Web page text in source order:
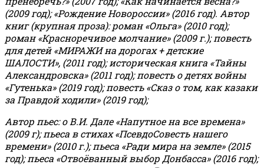
(2009 год); «Рождение Новороссии» (2016 год). Автор
книг (крупная проза): роман «Ольга» (2010 год);
роман «Красноречивое молчание» (2009 г.); повесть
для детей «МИРАЖИ на дорогах + детские
ШАЛОСТИ», (2011 год); историческая книга «Тайны
Александровска» (2011 год); повесть о детях войны
«Гутенька» (2019 год); повесть «Сказ о том, как казаки
за Правдой ходили» (2019 год);
Автор пьес: о В.И. Дале «Напутное на все времена»
(2009 г); пьеса в стихах «ПсевдоСовесть нашего
времени» (2010 г.); пьеса «Ради мира на земле» (2015
год); пьеса «Отвоёванный выбор Донбасса» (2016 год);